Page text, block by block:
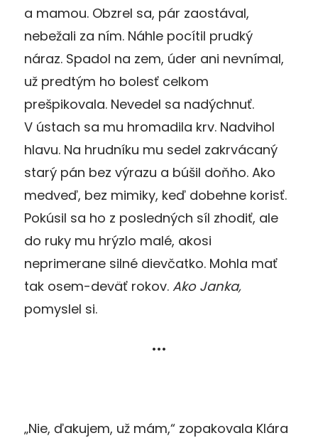
a mamou. Obzrel sa, pár zaostával,
nebežali za ním. Náhle pocítil prudký
náraz. Spadol na zem, úder ani nevnímal,
už predtým ho bolesť celkom
prešpikovala. Nevedel sa nadýchnuť.
V ústach sa mu hromadila krv. Nadvihol
hlavu. Na hrudníku mu sedel zakrvácaný
starý pán bez výrazu a búšil doňho. Ako
medveď, bez mimiky, keď dobehne korisť.
Pokúsil sa ho z posledných síl zhodiť, ale
do ruky mu hrýzlo malé, akosi
neprimerane silné dievčatko. Mohla mať
tak osem-deväť rokov. Ako Janka,
pomyslel si.
•••
„Nie, ďakujem, už mám,“ zopakovala Klára